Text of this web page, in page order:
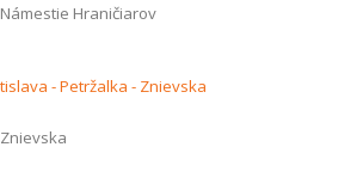
Námestie Hraničiarov
Znievska